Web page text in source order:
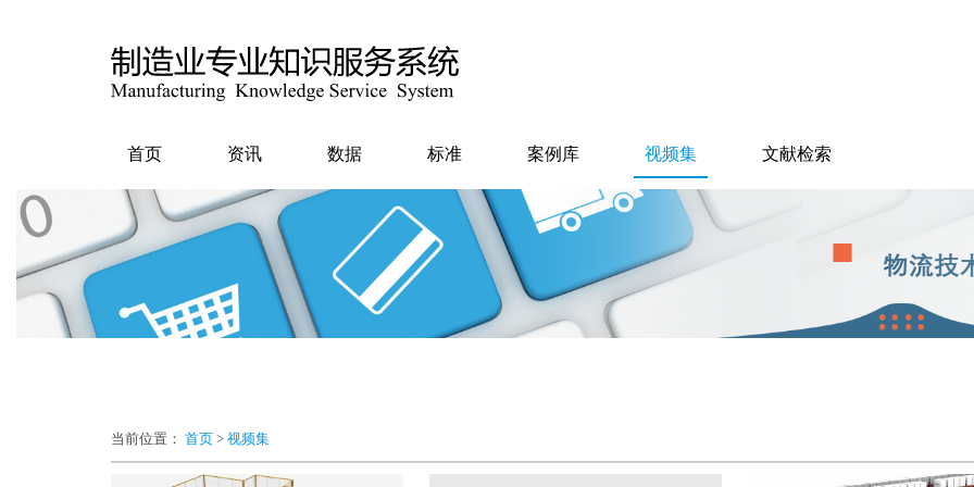
首页 资讯 数据 标准 案例库 视频集 文献检索
当前位置： 首页 > 视频集